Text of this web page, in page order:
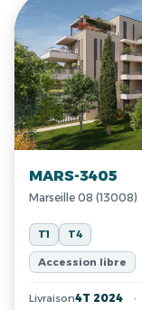
MARS-3405
Marseille 08 (13008)
T1 T4
Accession libre
Livraison4T 2024